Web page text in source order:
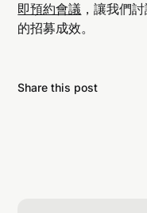
即預約會議 ，讓我們
的招募成效。
Share this post